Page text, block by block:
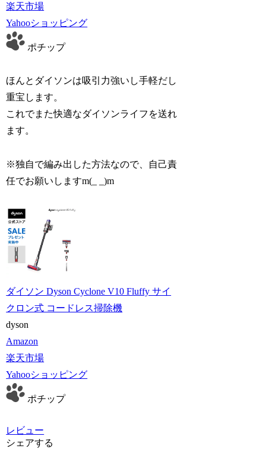
楽天市場
Yahooショッピング
ポチップ
ほんとダイソンは吸引力強いし手軽だし
重宝します。
これでまた快適なダイソンライフを送れ
ます。
※独自で編み出した方法なので、自己責
任でお願いしますm(_ _)m
ダイソン Dyson Cyclone V10 Fluffy サイ
クロン式 コードレス掃除機
dyson
Amazon
楽天市場
Yahooショッピング
ポチップ
レビュー
シェアする